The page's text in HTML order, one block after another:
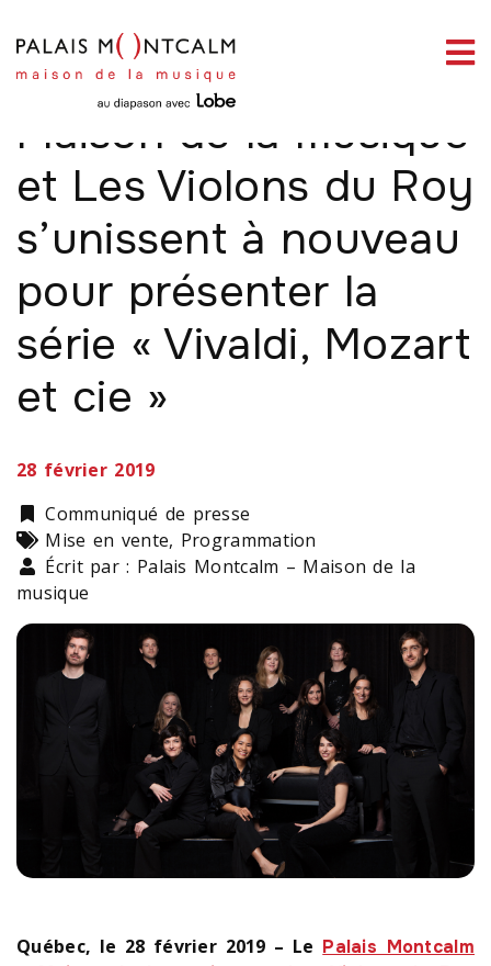
Le Palais Montcalm –
Maison de la musique
et Les Violons du Roy
s’unissent à nouveau
pour présenter la
série « Vivaldi, Mozart
et cie »
28 février 2019
Catégorie
Communiqué de presse
Types
Mise en vente, Programmation
Écrit par : Palais Montcalm – Maison de la
musique
Québec, le 28 février 2019 – Le Palais Montcalm